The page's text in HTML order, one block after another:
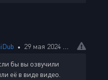
29 мая 2024 20:08
бы вы озвучили
её в виде видео.